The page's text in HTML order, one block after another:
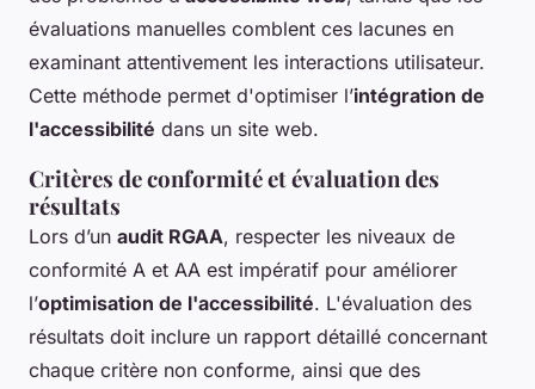
évaluations manuelles comblent ces lacunes en
examinant attentivement les interactions utilisateur.
Cette méthode permet d'optimiser l’intégration de
l'accessibilité dans un site web.
Critères de conformité et évaluation des
résultats
Lors d’un audit RGAA, respecter les niveaux de
conformité A et AA est impératif pour améliorer
l’optimisation de l'accessibilité. L'évaluation des
résultats doit inclure un rapport détaillé concernant
chaque critère non conforme, ainsi que des